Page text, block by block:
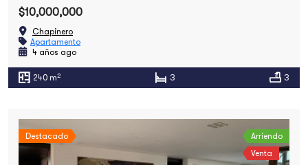
$10,000,000
Chapinero
Apartamento
4 años ago
240 m2 3 3
Destacado
Arriendo
Venta